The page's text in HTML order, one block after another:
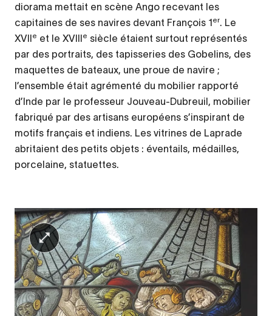
diorama mettait en scène Ango recevant les
capitaines de ses navires devant François 1er. Le
XVIIe et le XVIIIe siècle étaient surtout représentés
par des portraits, des tapisseries des Gobelins, des
maquettes de bateaux, une proue de navire ;
l’ensemble était agrémenté du mobilier rapporté
d’Inde par le professeur Jouveau-Dubreuil, mobilier
fabriqué par des artisans européens s’inspirant de
motifs français et indiens. Les vitrines de Laprade
abritaient des petits objets : éventails, médailles,
porcelaine, statuettes.